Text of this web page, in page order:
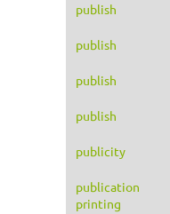
publish
publish
publish
publish
publicity
publication
printing